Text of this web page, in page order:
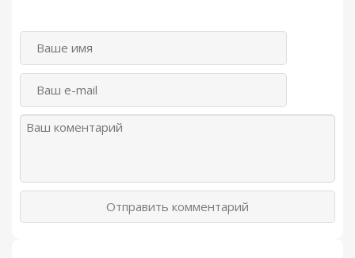
Отправить комментарий